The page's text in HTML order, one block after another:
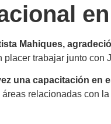
Mahiques,
trabajar junto con
una capacitación en
relacionadas con